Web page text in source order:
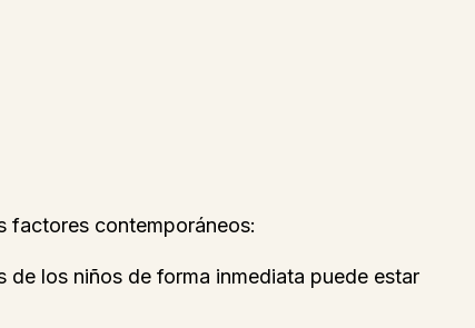
factores contemporáneos:
los niños de forma inmediata puede estar